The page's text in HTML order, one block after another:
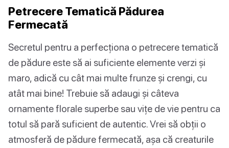
Petrecere Tematică Pădurea
Fermecată
Secretul pentru a perfecționa o petrecere tematică
de pădure este să ai suficiente elemente verzi și
maro, adică cu cât mai multe frunze și crengi, cu
atât mai bine! Trebuie să adaugi și câteva
ornamente florale superbe sau vițe de vie pentru ca
totul să pară suficient de autentic. Vrei să obții o
atmosferă de pădure fermecată, așa că creaturile